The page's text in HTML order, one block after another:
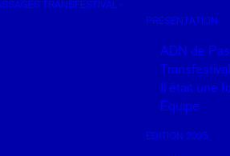
TRANSFESTIVAL
PRÉSENTATION
ADN de
Transfestival
Il était une
Equipe
EDITION 2025